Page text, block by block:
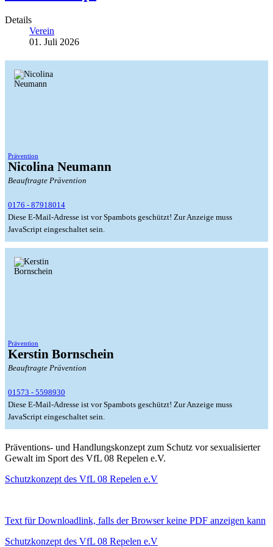
Details
Verein
01. Juli 2026
Prävention
Nicolina Neumann
Beauftragte Prävention
0176 - 87918014
Diese E-Mail-Adresse ist vor Spambots geschützt! Zur Anzeige muss
JavaScript eingeschaltet sein.
Prävention
Kerstin Bornschein
Beauftragte Prävention
01573 - 5598930
Diese E-Mail-Adresse ist vor Spambots geschützt! Zur Anzeige muss
JavaScript eingeschaltet sein.
Präventions- und Handlungskonzept zum Schutz vor sexualisierter
Gewalt im Sport des VfL 08 Repelen e.V.
Schutzkonzept des VfL 08 Repelen e.V
Text für Downloadlink, falls der Browser keine PDF anzeigen kann
Schutzkonzept des VfL 08 Repelen e.V